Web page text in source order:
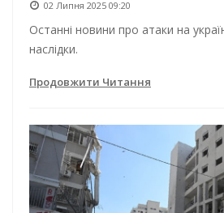
02 Липня 2025 09:20
Останні новини про атаки на
наслідки.
Продовжити Читання